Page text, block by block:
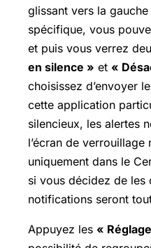
glissant vers la
spécifique, vous
et puis vous verrez
en silence » et «
choisissez d’envoyer
cette application
silencieux, les alertes
l’écran de
uniquement dans le
si vous décidez de les
notifications seront
Appuyez les «